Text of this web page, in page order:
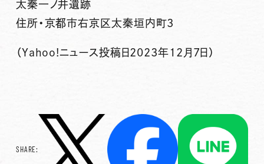
太秦一ノ井遺跡
住所・京都市右京区太秦垣内町3
（Yahoo!ニュース投稿日2023年12月7日）
SHARE: